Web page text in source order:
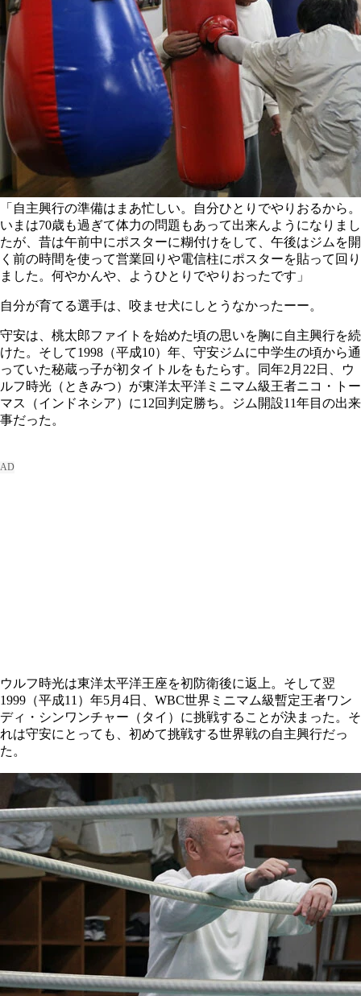
「自主興行の準備はまあ忙しい。自分ひとりでやりおるから。
いまは70歳も過ぎて体力の問題もあって出来んようになりまし
たが、昔は午前中にポスターに糊付けをして、午後はジムを開
く前の時間を使って営業回りや電信柱にポスターを貼って回り
ました。何やかんや、ようひとりでやりおったです」
自分が育てる選手は、咬ませ犬にしとうなかったーー。
守安は、桃太郎ファイトを始めた頃の思いを胸に自主興行を続
けた。そして1998（平成10）年、守安ジムに中学生の頃から通
っていた秘蔵っ子が初タイトルをもたらす。同年2月22日、ウ
ルフ時光（ときみつ）が東洋太平洋ミニマム級王者ニコ・トー
マス（インドネシア）に12回判定勝ち。ジム開設11年目の出来
事だった。
ウルフ時光は東洋太平洋王座を初防衛後に返上。そして翌
1999（平成11）年5月4日、WBC世界ミニマム級暫定王者ワン
ディ・シンワンチャー（タイ）に挑戦することが決まった。そ
れは守安にとっても、初めて挑戦する世界戦の自主興行だっ
た。